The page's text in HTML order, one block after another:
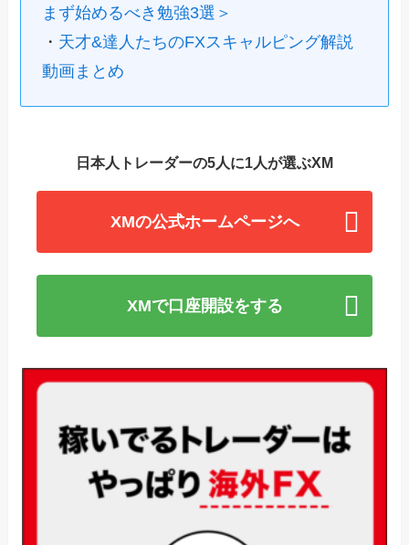
まず始めるべき勉強3選＞
・ 天才&達人たちのFXスキャルピング解説
動画まとめ
日本人トレーダーの5人に1人が選ぶXM
XMの公式ホームページへ
XMで口座開設をする